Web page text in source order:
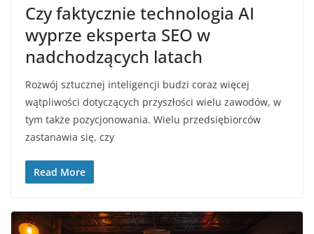
Czy faktycznie technologia AI
wyprze eksperta SEO w
nadchodzących latach
Rozwój sztucznej inteligencji budzi coraz więcej
wątpliwości dotyczących przyszłości wielu zawodów, w
tym także pozycjonowania. Wielu przedsiębiorców
zastanawia się, czy
Read More